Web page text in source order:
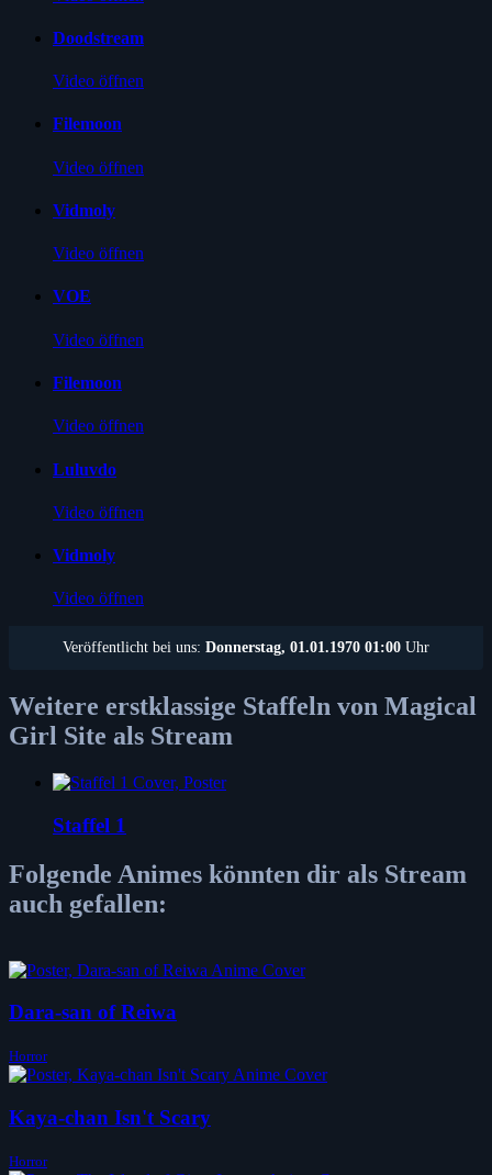
Doodstream
Video öffnen
Filemoon
Video öffnen
Vidmoly
Video öffnen
VOE
Video öffnen
Filemoon
Video öffnen
Luluvdo
Video öffnen
Vidmoly
Video öffnen
Veröffentlicht bei uns: Donnerstag, 01.01.1970 01:00 Uhr
Weitere erstklassige Staffeln von Magical
Girl Site als Stream
Staffel 1
Folgende Animes könnten dir als Stream
auch gefallen:
Dara-san of Reiwa
Horror
Kaya-chan Isn't Scary
Horror